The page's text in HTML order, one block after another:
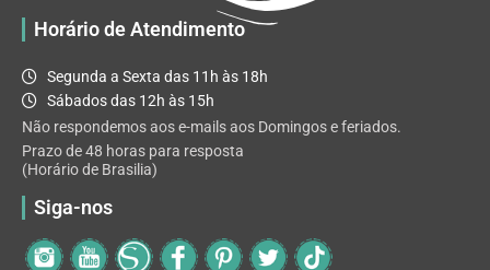
Horário de Atendimento
Segunda a Sexta das 11h às 18h
Sábados das 12h às 15h
Não respondemos aos e-mails aos Domingos e feriados.
Prazo de 48 horas para resposta
(Horário de Brasilia)
Siga-nos